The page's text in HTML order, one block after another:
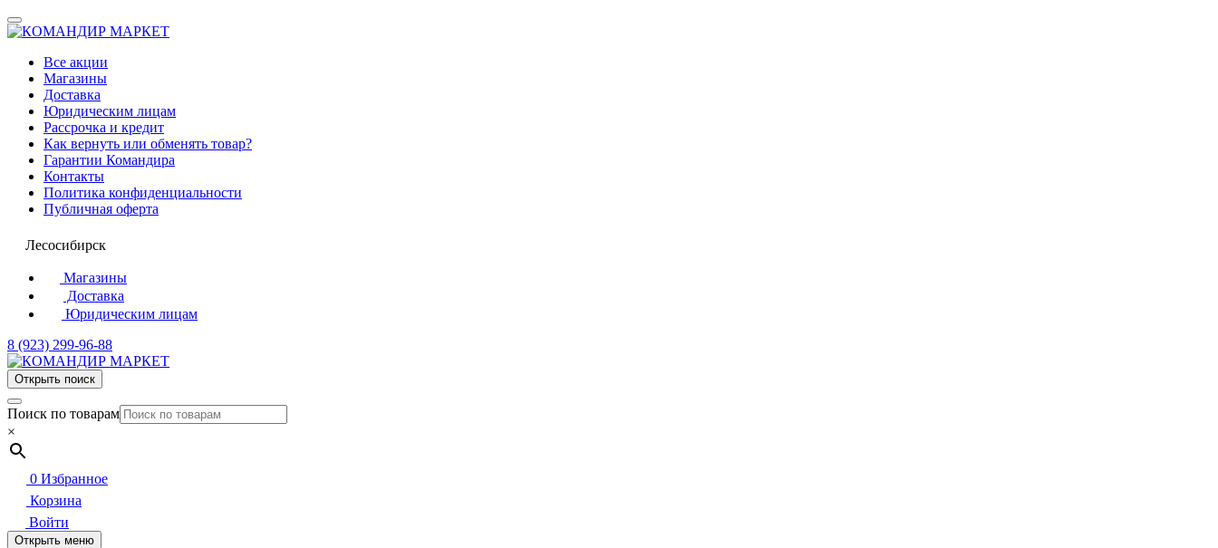
Все акции
Магазины
Доставка
Юридическим лицам
Рассрочка и кредит
Как вернуть или обменять товар?
Гарантии Командира
Контакты
Политика конфиденциальности
Публичная оферта
Лесосибирск
Магазины
Доставка
Юридическим лицам
8 (923) 299-96-88
Открыть поиск
Поиск по товарам
×
0 Избранное
Корзина
Войти
Открыть меню